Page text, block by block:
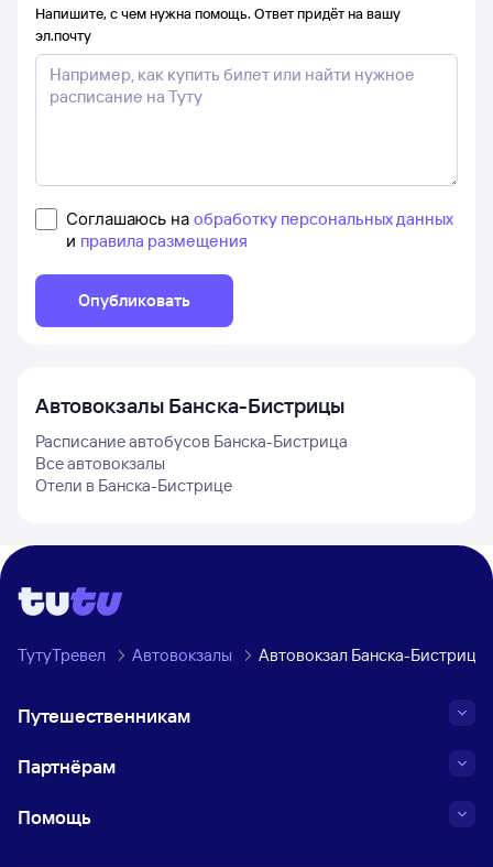
Напишите, с чем нужна помощь. Ответ придёт на вашу
эл.почту
Соглашаюсь на обработку персональных данных
и правила размещения
Опубликовать
Автовокзалы Банска-Бистрицы
Расписание автобусов Банска-Бистрица
Все автовокзалы
Отели в Банска-Бистрице
ТутуТревел Автовокзалы Автовокзал Банска-Бистрица
Путешественникам
Партнёрам
Помощь